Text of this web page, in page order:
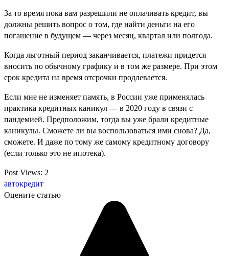
За то время пока вам разрешили не оплачивать кредит, вы
должны решить вопрос о том, где найти деньги на его
погашение в будущем — через месяц, квартал или полгода.
Когда льготный период заканчивается, платежи придется
вносить по обычному графику и в том же размере. При этом
срок кредита на время отсрочки продлевается.
Если мне не изменяет память, в России уже применялась
практика кредитных каникул — в 2020 году в связи с
пандемией. Предположим, тогда вы уже брали кредитные
каникулы. Сможете ли вы воспользоваться ими снова? Да,
сможете. И даже по тому же самому кредитному договору
(если только это не ипотека).
Post Views: 2
автокредит
Оцените статью